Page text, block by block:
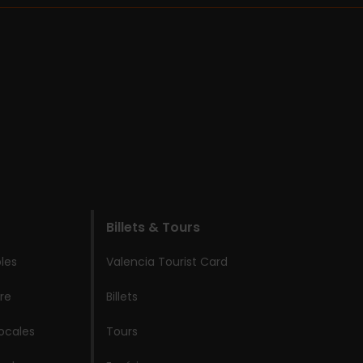
Billets & Tours
Valencia Tourist Card
Billets
Tours